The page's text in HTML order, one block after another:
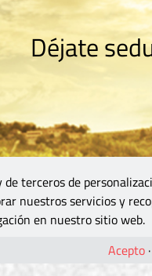
Déjate
terceros de
nuestros servicios y
en nuestro sitio web.
Acepto ·